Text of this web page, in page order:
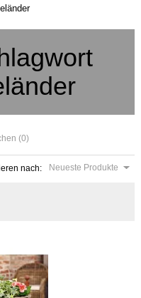
(0)
nach: Neueste Produkte